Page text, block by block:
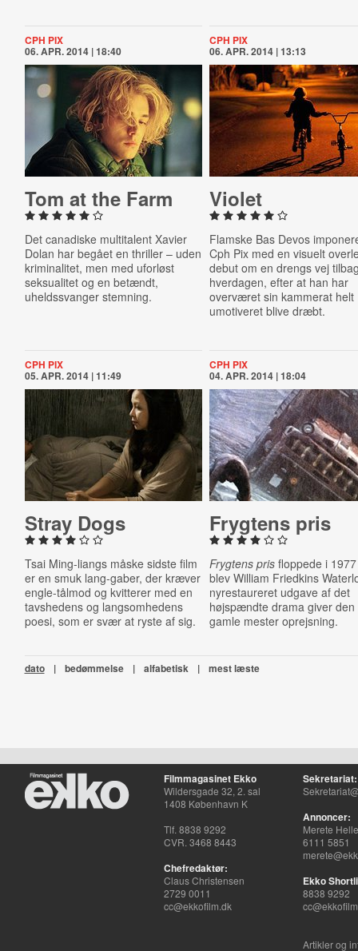
CPH PIX
06. APR. 2014 | 18:40
Tom at the Farm
Det canadiske multitalent Xavier
Dolan har begået en thriller – uden
kriminalitet, men med uforløst
seksualitet og en betændt,
uheldssvanger stemning.
CPH PIX
06. APR. 2014 | 13:13
Violet
Flamske Bas Devos
Cph Pix med en visuelt
debut om en drengs vej
hverdagen, efter at han har
overværet sin kammerat helt
umotiveret blive dræbt.
CPH PIX
05. APR. 2014 | 11:49
Stray Dogs
Tsai Ming-liangs måske sidste film
er en smuk lang-gaber, der kræver
engle-tålmod og kvitterer med en
tavshedens og langsomhedens
poesi, som er svær at ryste af sig.
CPH PIX
04. APR. 2014 | 18:04
Frygtens pris
Frygtens pris floppede i
blev William Friedkins
nyrestaureret udgave af det
højspændte drama giver den
gamle mester oprejsning.
dato | bedømmelse | alfabetisk | mest læste
Filmmagasinet Ekko
Wildersgade 32, 2. sal
1408 København K
Tlf. 8838 9292
CVR. 3468 8443
Chefredaktør:
Claus Christensen
2729 0011
cc@ekkofilm.dk
Sekretariat:
Annoncer:
Merete
6111 5851
Ekko
8838 9292
Artikler og